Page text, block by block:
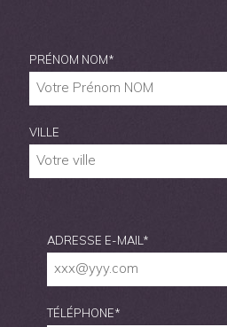
PRÉNOM NOM*
VILLE
ADRESSE E-MAIL *
TÉLÉPHONE*